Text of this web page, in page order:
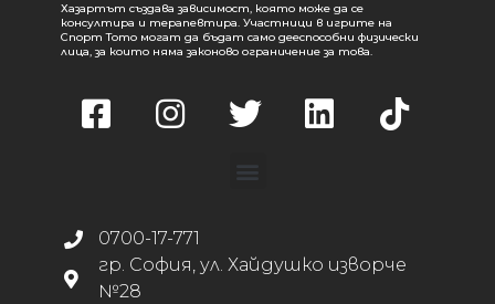
Хазартът създава зависимост, която може да се
консултира и терапевтира. Участници в игрите на
Спорт Тото могат да бъдат само дееспособни физически
лица, за които няма законово ограничение за това.
0700-17-771
гр. София, ул. Хайдушко изворче
№28